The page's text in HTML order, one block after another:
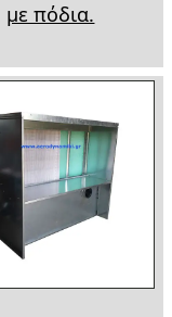
με πόδια.